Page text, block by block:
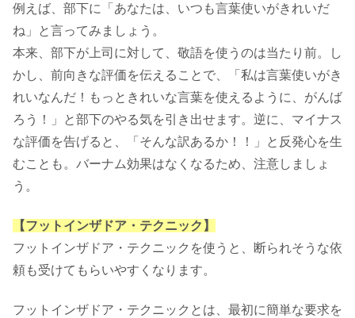
例えば、部下に「あなたは、いつも言葉使いがきれいだ
ね」と言ってみましょう。
本来、部下が上司に対して、敬語を使うのは当たり前。し
かし、前向きな評価を伝えることで、「私は言葉使いがき
れいなんだ！もっときれいな言葉を使えるように、がんば
ろう！」と部下のやる気を引き出せます。逆に、マイナス
な評価を告げると、「そんな訳あるか！！」と反発心を生
むことも。バーナム効果はなくなるため、注意しましょ
う。
【フットインザドア・テクニック】
フットインザドア・テクニックを使うと、断られそうな依
頼も受けてもらいやすくなります。
フットインザドア・テクニックとは、最初に簡単な要求を